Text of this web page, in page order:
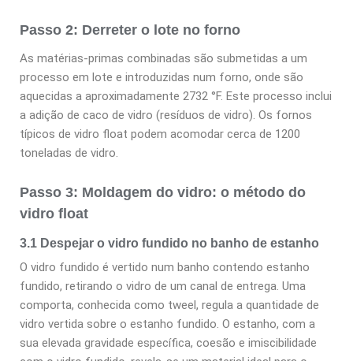
Passo 2: Derreter o lote no forno
As matérias-primas combinadas são submetidas a um
processo em lote e introduzidas num forno, onde são
aquecidas a aproximadamente 2732 °F. Este processo inclui
a adição de caco de vidro (resíduos de vidro). Os fornos
típicos de vidro float podem acomodar cerca de 1200
toneladas de vidro.
Passo 3: Moldagem do vidro: o método do
vidro float
3.1 Despejar o vidro fundido no banho de estanho
O vidro fundido é vertido num banho contendo estanho
fundido, retirando o vidro de um canal de entrega. Uma
comporta, conhecida como tweel, regula a quantidade de
vidro vertida sobre o estanho fundido. O estanho, com a
sua elevada gravidade específica, coesão e imiscibilidade